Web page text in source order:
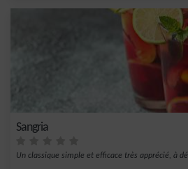
Sangria
Un classique simple et efficace très apprécié, à